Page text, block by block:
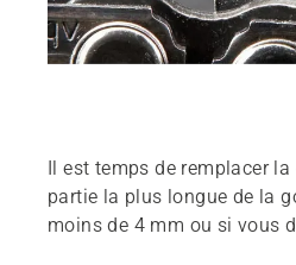
Il est temps de remplacer
partie la plus longue de la
moins de 4 mm ou si vous